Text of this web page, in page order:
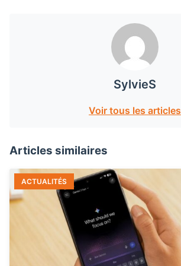
SylvieS
Voir tous les articles
Articles similaires
ACTUALITÉS